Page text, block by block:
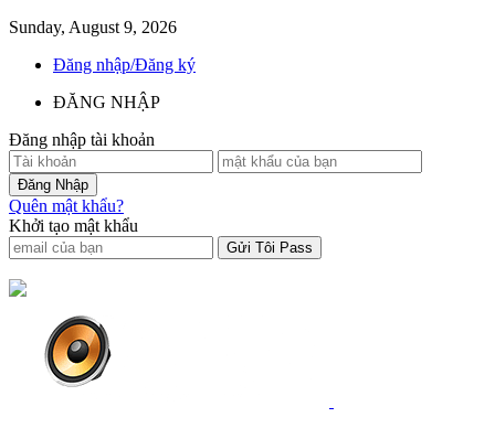
Sunday, August 9, 2026
Đăng nhập/Đăng ký
ĐĂNG NHẬP
Đăng nhập tài khoản
Quên mật khẩu?
Khởi tạo mật khẩu